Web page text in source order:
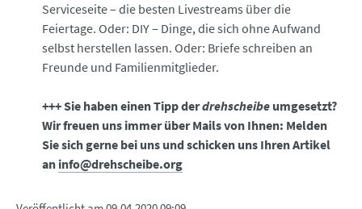
Serviceseite – die besten Livestreams über die
Feiertage. Oder: DIY – Dinge, die sich ohne Aufwand
selbst herstellen lassen. Oder: Briefe schreiben an
Freunde und Familienmitglieder.
+++ Sie haben einen Tipp derdrehscheibe umgesetzt?
Wir freuen uns immer über Mails von Ihnen: Melden
Sie sich gerne bei uns und schicken uns Ihren Artikel
an info@drehscheibe.org